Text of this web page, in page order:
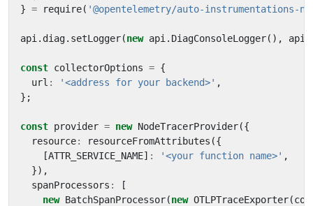
} = require( '@opentelemetry/auto-instrumentations-
api . diag. setLogger(new api . DiagConsoleLogger(), api
const collectorOptions = {
url : '<address for your backend>' ,
};
const provider = new NodeTracerProvider({
resource: resourceFromAttributes ({
[ATTR_SERVICE_NAME] : '<your function name>' ,
}),
spanProcessors :
[
new BatchSpanProcessor(new OTLPTraceExporter(